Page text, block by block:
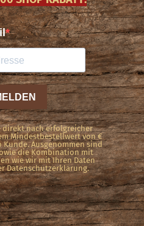
direkt nach erfolgreicher
Mindestbestellwert von €
Ausgenommen sind
die Kombination mit
wie wir mit Ihren Daten
Datenschutzerklärung.